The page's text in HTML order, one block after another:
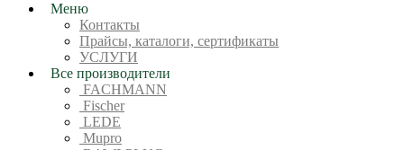
Меню
Контакты
Прайсы, каталоги, сертификаты
УСЛУГИ
Все производители
FACHMANN
Fischer
LEDE
Mupro